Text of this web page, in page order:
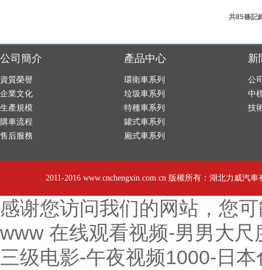
共85條記
公司簡介
資質榮譽
企業文化
生產規模
購車流程
售后服務
產品中心
環衛車系列
垃圾車系列
特種車系列
罐式車系列
廂式車系列
新
公
中
技
2011-2016 www.cnchengxin.com.cn 版權所有：湖北力威汽
感谢您访问我们的网站，您
www 在线观看视频-男男大
三级电影-午夜视频1000-日